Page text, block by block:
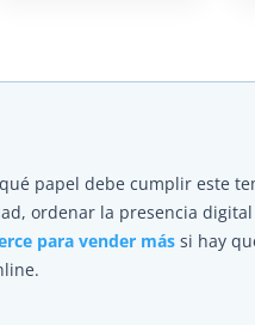
papel debe cumplir este
ordenar la presencia
para vender más si hay